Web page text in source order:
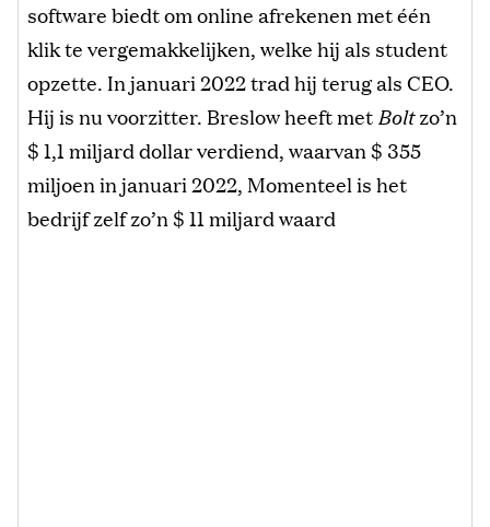
software biedt om online afrekenen met één
klik te vergemakkelijken, welke hij als student
opzette. In januari 2022 trad hij terug als CEO.
Hij is nu voorzitter. Breslow heeft metBoltzo’n
$ 1,1 miljard dollar verdiend, waarvan $ 355
miljoen in januari 2022, Momenteel is het
bedrijf zelf zo’n $ 11 miljard waard